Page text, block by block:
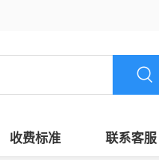
收费标准 联系客服